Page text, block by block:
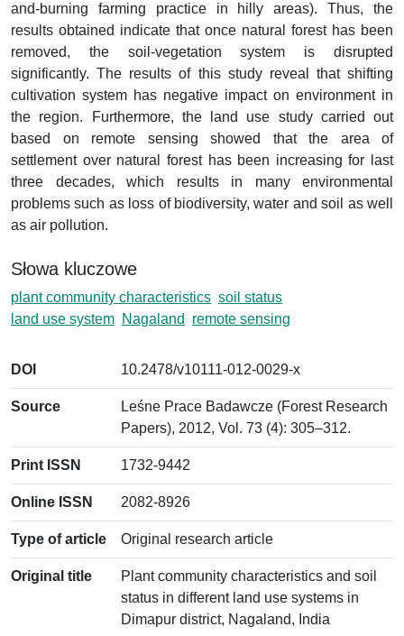
and-burning farming practice in hilly areas). Thus, the
results obtained indicate that once natural forest has been
removed, the soil-vegetation system is disrupted
significantly. The results of this study reveal that shifting
cultivation system has negative impact on environment in
the region. Furthermore, the land use study carried out
based on remote sensing showed that the area of
settlement over natural forest has been increasing for last
three decades, which results in many environmental
problems such as loss of biodiversity, water and soil as well
as air pollution.
Słowa kluczowe
plant community characteristics soil status
land use system Nagaland remote sensing
DOI 10.2478/v10111-012-0029-x
Source
Leśne Prace Badawcze (Forest Research
Papers), 2012, Vol. 73 (4): 305–312.
Print ISSN 1732-9442
Online ISSN 2082-8926
Type of article Original research article
Original title
Plant community characteristics and soil
status in different land use systems in
Dimapur district, Nagaland, India